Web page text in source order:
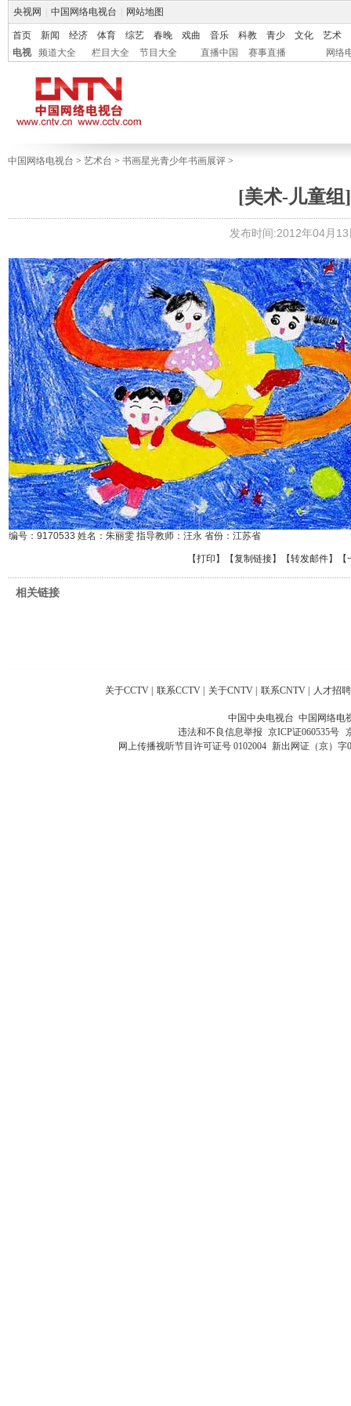
央视网 中国网络电视台 网站地图
首页 新闻 经济 体育 综艺 春晚 戏曲 音乐 科教 青少 文化
艺术
电视
频道大全 栏目大全 节目大全 直播中国 赛事直播 网络
中国网络电视台 > 艺术台 > 书画星光青少年书画展评 >
[美术-儿童组
发布时间:2012年04月
编号：9170533 姓名：朱丽雯 指导教师：汪永 省份：江苏省
【打印 】【复制链接】【转发邮件】
相关链接
关于CCTV 联系CCTV 关于CNTV 联系CNTV 人才招聘
中国中央电视台 中国网络电
违法和不良信息举报 京ICP证060535号
网上传播视听节目许可证号 0102004 新出网证（京）